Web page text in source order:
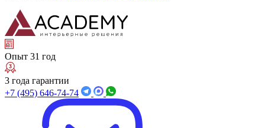
Опыт 31 год
3 года гарантии
+7 (495) 646-74-74